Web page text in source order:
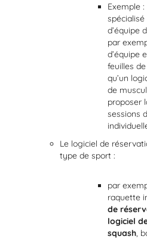
Exemple
d’équipe
par
d’équipe
feuilles
qu’un
de
proposer
sessions
Le logiciel de
type de sport :
par
raquette
de
logiciel
squash,